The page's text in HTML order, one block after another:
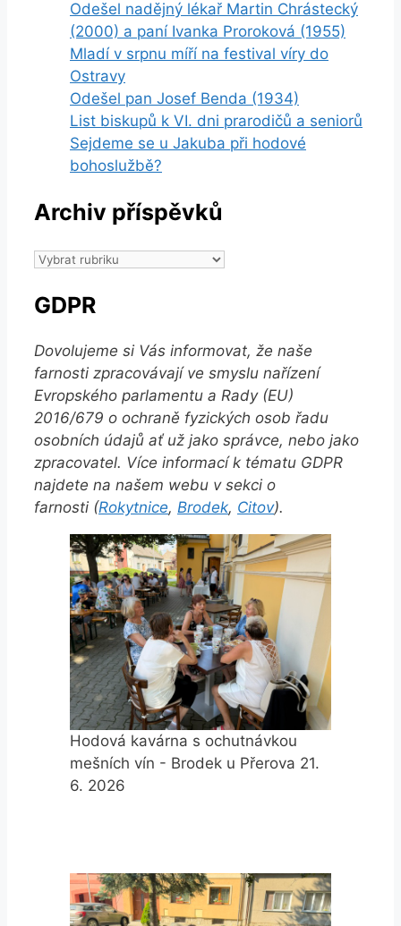
Odešel nadějný lékař Martin Chrástecký
(2000) a paní Ivanka Proroková (1955)
Mladí v srpnu míří na festival víry do
Ostravy
Odešel pan Josef Benda (1934)
List biskupů k VI. dni prarodičů a seniorů
Sejdeme se u Jakuba při hodové
bohoslužbě?
Archiv příspěvků
Archiv
GDPR
Dovolujeme si Vás informovat, že naše
farnosti zpracovávají ve smyslu nařízení
Evropského parlamentu a Rady (EU)
2016/679 o ochraně fyzických osob řadu
osobních údajů ať už jako správce, nebo jako
zpracovatel. Více informací k tématu GDPR
najdete na našem webu v sekci o
farnosti (Rokytnice, Brodek, Citov).
Hodová kavárna s ochutnávkou
mešních vín - Brodek u Přerova 21.
6. 2026